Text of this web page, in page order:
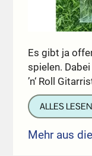
Es gibt ja
spielen.
’n‘ Roll
ALLES LESEN
Mehr aus